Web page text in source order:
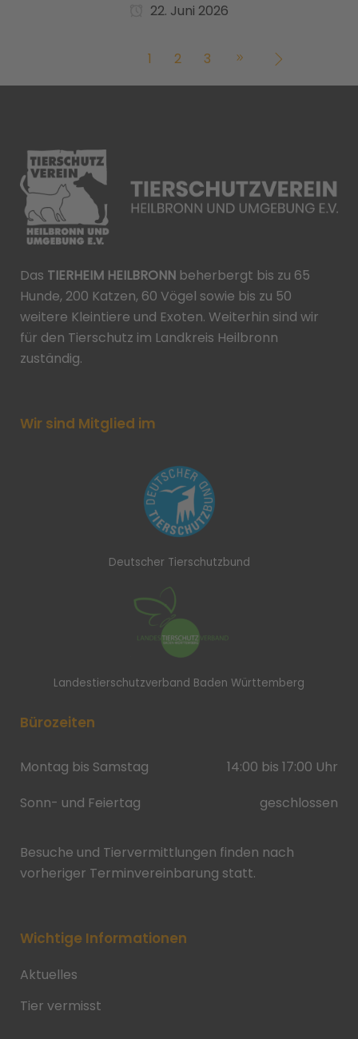
22. Juni 2026
1 2 3
Das TIERHEIM HEILBRONN beherbergt bis zu 65
Hunde, 200 Katzen, 60 Vögel sowie bis zu 50
weitere Kleintiere und Exoten. Weiterhin sind wir
für den Tierschutz im Landkreis Heilbronn
zuständig.
Wir sind Mitglied im
Deutscher Tierschutzbund
Landestierschutzverband Baden Württemberg
Bürozeiten
Montag bis Samstag
14:00 bis 17:00 Uhr
Sonn- und Feiertag
geschlossen
Besuche und Tiervermittlungen finden nach
vorheriger Terminvereinbarung statt.
Wichtige Informationen
Aktuelles
Tier vermisst